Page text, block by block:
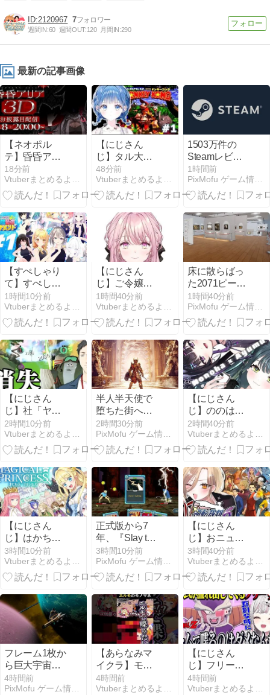
2120967 7
週間IN:60 週間OUT:120 月間IN:290
最新の記事画像
【ネオポル
テ】昏昏アリ
ア３Dお披露
目！チキンテ
カテカ
18分前
Vtuberまとめるよ〜ん
【にじさん
じ】タル大砲
の谷で炊くい
るかちゃん草
48分前
Vtuberまとめるよ〜ん
1503万件の
Steamレビュ
ーを解析、酷
評ほど長く、
早く書かれて
1時間前
PixMofu ゲーム情報 × コミュニティ × 自作アプリ
【すぺしゃり
て】すぺしゃ
りて尻相撲最
強トーナメン
ト#1！やはり
いわね
1時間10分前
Vtuberまとめるよ〜ん
【にじさん
じ】ご令嬢が
キャミイをス
クリューした
ときの尻に興
け
1時間40分前
Vtuberまとめるよ〜ん
床に散らばっ
た2071ピース
で名画87枚を
戻す片づけシ
ム『Cleaning
Gallery』
Steam配信
1時間40分前
PixMofu ゲーム情報 × コミュニティ × 自作アプリ
【にじさん
じ】社「ヤバ
いこれ 闇のゲ
ーム」
2時間10分前
半人半天使で
堕ちた街へ―
ゴシックACT
RPG『Crimson
Moon』9月1日
レーラーも公
開
2時間30分前
【にじさん
じ】ののはが
ヴァロやlolを
やろうとする
のを止めるあ
2時間40分前
【にじさん
じ】はかちぇ
が自分の娘に
メロメロにな
っとる
3時間10分前
正式版から7
年、『Slay the
Spire』が今も
棚に戻らない
理由を数字で
3時間10分前
【にじさん
じ】おニュイ
がナルホドく
んに驚いとる
3時間40分前
フレーム1枚か
ら巨大宇宙船
へ―最大4人協
力
4時間前
【あらなみマ
イクラ】モノ
マネってたの
しいね！
4時間前
【にじさん
じ】フリーザ
がミームしか
喋らなくてや
4時間前